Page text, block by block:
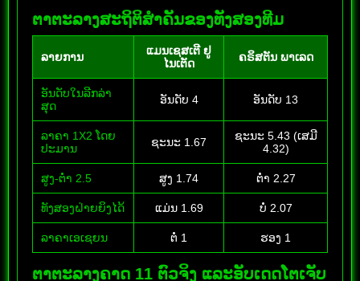
ຕາຕະລາງສະຖິຕິສໍາຄັນຂອງທັງສອງທີມ
ລາຍການ
ແມນເຊສເຕີ ຢູ
ໄນເຕັດ
ຄຣິສຕັນ ພາເລດ
ອັນດັບໃນລີກລ່າ
ສຸດ
ອັນດັບ 4 ອັນດັບ 13
ລາຄາ 1X2 ໂດຍ
ປະມານ
ຊະນະ 1.67
ຊະນະ 5.43 (ເສມີ
4.32)
ສູງ-ຕໍ່າ 2.5 ສູງ 1.74 ຕໍ່າ 2.27
ທັງສອງຝ່າຍຍິງໄດ້ ແມ່ນ 1.69 ບໍ່ 2.07
ລາຄາເອເຊຍນ ຕໍ່ 1 ຮອງ 1
ຕາຕະລາງຄາດ 11 ຕົວຈິງ ແລະອັບເດດໂຕເຈັບ